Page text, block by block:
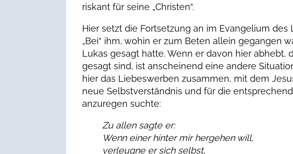
riskant für seine „Christen“.
Hier setzt die Fortsetzung an im Evangelium des
„Bei“ ihm, wohin er zum Beten allein gegangen
Lukas gesagt hatte. Wenn er davon hier abhebt,
gesagt sind, ist anscheinend eine andere
hier das Liebeswerben zusammen, mit dem
neue Selbstverständnis und für die
anzuregen suchte:
Zu allen sagte er:
Wenn einer hinter mir hergehen will,
verleugne er sich selbst,